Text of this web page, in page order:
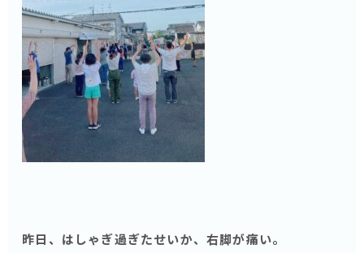
昨日、はしゃぎ過ぎたせいか、右脚が痛い。